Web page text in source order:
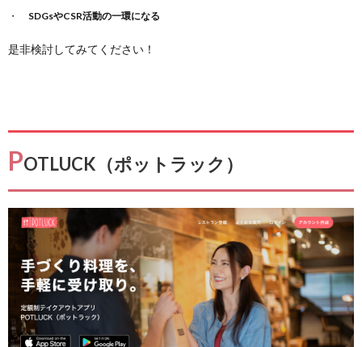
SDGsやCSR活動の一環になる
是非検討してみてください！
POTLUCK（ポットラック）